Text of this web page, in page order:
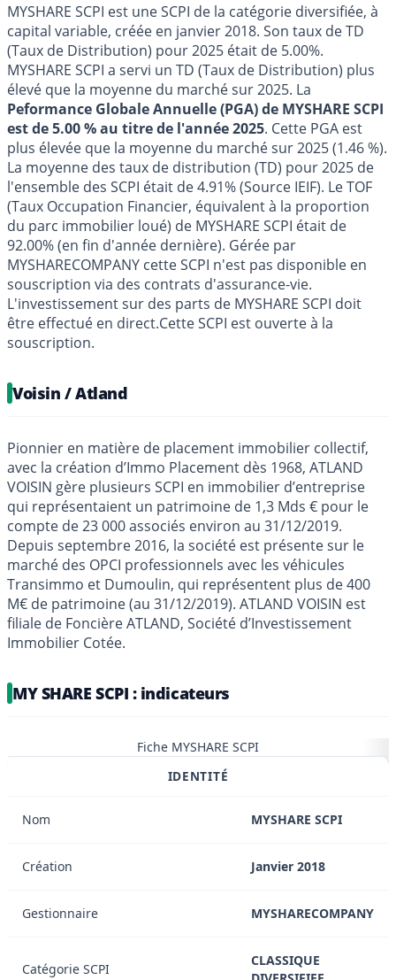
MYSHARE SCPI est une SCPI de la catégorie diversifiée, à
capital variable, créée en janvier 2018. Son taux de TD
(Taux de Distribution) pour 2025 était de 5.00%.
MYSHARE SCPI a servi un TD (Taux de Distribution) plus
élevé que la moyenne du marché sur 2025. La
Peformance Globale Annuelle (PGA) de MYSHARE SCPI
est de 5.00 % au titre de l'année 2025. Cette PGA est
plus élevée que la moyenne du marché sur 2025 (1.46 %).
La moyenne des taux de distribution (TD) pour 2025 de
l'ensemble des SCPI était de 4.91% (Source IEIF). Le TOF
(Taux Occupation Financier, équivalent à la proportion
du parc immobilier loué) de MYSHARE SCPI était de
92.00% (en fin d'année dernière). Gérée par
MYSHARECOMPANY cette SCPI n'est pas disponible en
souscription via des contrats d'assurance-vie.
L'investissement sur des parts de MYSHARE SCPI doit
être effectué en direct.Cette SCPI est ouverte à la
souscription.
Voisin / Atland
Pionnier en matière de placement immobilier collectif,
avec la création d’Immo Placement dès 1968, ATLAND
VOISIN gère plusieurs SCPI en immobilier d’entreprise
qui représentaient un patrimoine de 1,3 Mds € pour le
compte de 23 000 associés environ au 31/12/2019.
Depuis septembre 2016, la société est présente sur le
marché des OPCI professionnels avec les véhicules
Transimmo et Dumoulin, qui représentent plus de 400
M€ de patrimoine (au 31/12/2019). ATLAND VOISIN est
filiale de Foncière ATLAND, Société d’Investissement
Immobilier Cotée.
MY SHARE SCPI : indicateurs
Fiche MYSHARE SCPI
IDENTITÉ
Nom MYSHARE SCPI
Création Janvier 2018
Gestionnaire MYSHARECOMPANY
Catégorie SCPI
CLASSIQUE